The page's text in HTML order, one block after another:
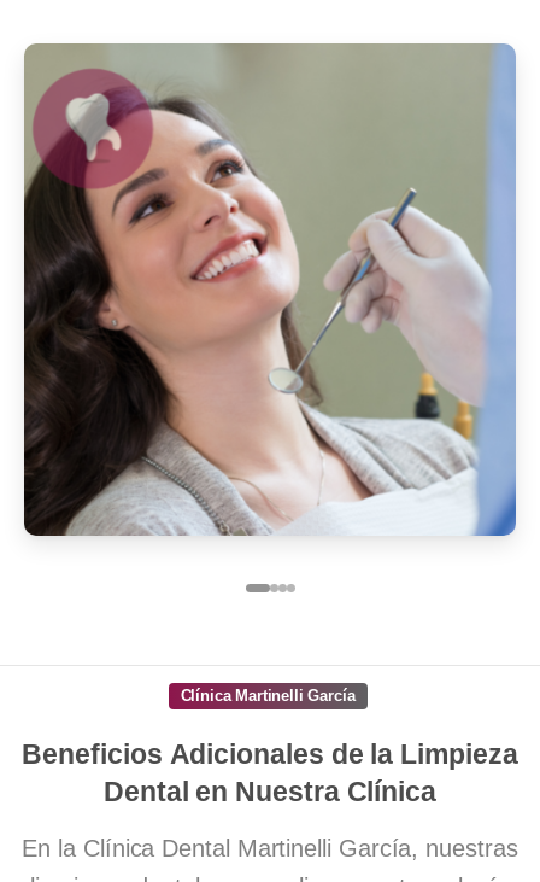
Clínica Martinelli García
Beneficios Adicionales de la Limpieza
Dental en Nuestra Clínica
En la Clínica Dental Martinelli García, nuestras